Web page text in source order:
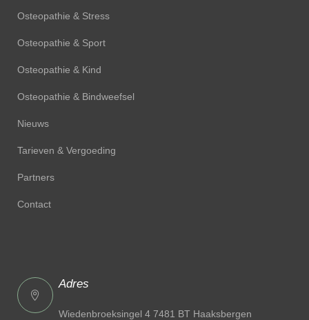
Osteopathie & Stress
Osteopathie & Sport
Osteopathie & Kind
Osteopathie & Bindweefsel
Nieuws
Tarieven & Vergoeding
Partners
Contact
Adres
Wiedenbroeksingel 4 7481 BT Haaksbergen